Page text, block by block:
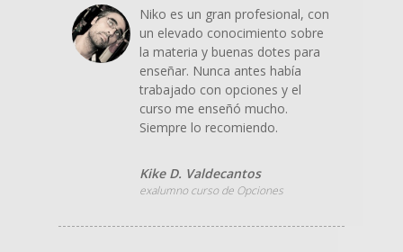
Niko es un gran profesional, con
un elevado conocimiento sobre
la materia y buenas dotes para
enseñar. Nunca antes había
trabajado con opciones y el
curso me enseñó mucho.
Siempre lo recomiendo.
Kike D. Valdecantos
exalumno curso de Opciones